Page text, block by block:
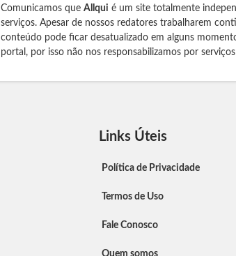
Comunicamos que Allqui é um site totalmente
serviços. Apesar de nossos redatores trabalharem
conteúdo pode ficar desatualizado em alguns
portal, por isso não nos responsabilizamos por
Links Úteis
Política de Privacidade
Termos de Uso
Fale Conosco
Quem somos